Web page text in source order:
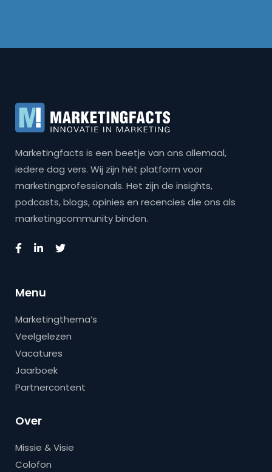
Marketingfacts is een beetje van ons allemaal,
iedere dag vers. Wij zijn hét platform voor
marketingprofessionals. Het zijn de insights,
podcasts, blogs, opinies en recencies die ons als
marketingcommunity binden.
Menu
Marketingthema’s
Veelgelezen
Vacatures
Jaarboek
Partnercontent
Over
Missie & Visie
Colofon